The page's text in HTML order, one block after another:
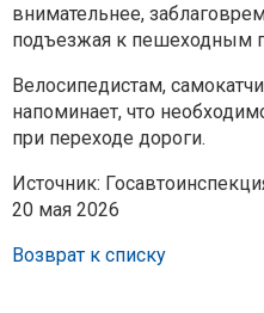
внимательнее,
подъезжая к пешеходным
Велосипедистам,
напоминает, что
при переходе дороги.
Источник:
20 мая 2026
Возврат к списку